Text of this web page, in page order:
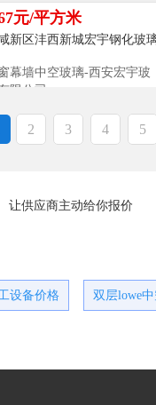
元/平方米
新区沣西新城宏宇钢化玻
幕墙中空玻璃-西安宏宇玻
限公司
2 3 4 5
让供应商主动给你报价
设备价格 双层lowe